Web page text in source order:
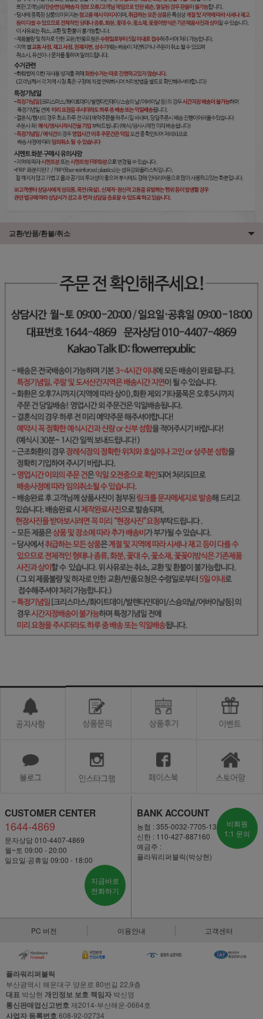
교환/반품/환불/취소
CUSTOMER CENTER
1644-4869
문자상담 010-4407-4869
월~토 09:00 - 20:00
일요일·공휴일 09:00 - 18:00
지금바로
전화하기
BANK ACCOUNT
농협 : 355-0032-7705-13
신한 : 110-427-887160
예금주 :
플라워리퍼블릭(박상현)
비회원
1:1 문의
PC 버전 이용안내 고객센터
플라워리퍼블릭
부산광역시 해운대구 양운로 80번길 22,9층
대표 박상현 개인정보 보호 책임자 박신영
통신판매업신고번호 제2014-부산해운-0664호
사업자 등록번호 608-92-02734